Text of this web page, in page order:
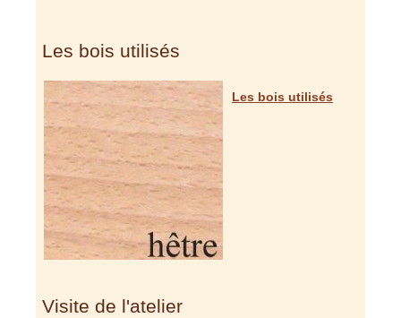
Les bois utilisés
Les bois utilisés
Visite de l'atelier